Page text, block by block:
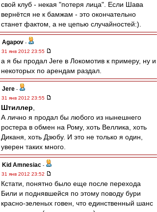
свой клуб - некая "потеря лица". Если Шава
вернётся не к бамжам - это окончательно
станет фактом, а не цепью случайностей:).
Agapov -
31 янв 2012 23:55
а я бы продал Jere в Локомотив к примеру, ну и
некоторых по арендам раздал.
Jere -
31 янв 2012 23:55
Штиллер
А лично я продал бы любого из нынешнего
ростера в обмен на Рому, хоть Веллика, хоть
Диканя, хоть Дзюбу. И это не только я один,
уверен таких много.
Kid Amnesiac -
31 янв 2012 23:52
Кстати, понятно было еще после перехода
Били и поднявшейся по этому поводу бури
красно-зеленых говен, что единственный шанс